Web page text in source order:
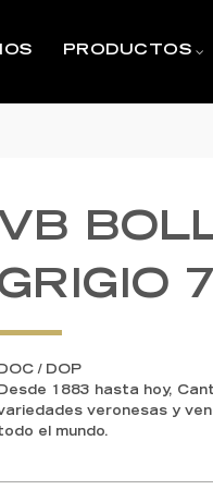
PRODUCTOS
VB
DOC / DOP
Desde 1883 hasta hoy,
veronesas y
el mundo.